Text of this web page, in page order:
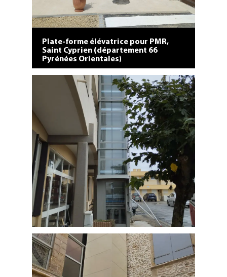
Plate-forme élévatrice pour PMR,
Saint Cyprien (département 66
Pyrénées Orientales)
Ascenseurs privatifs – Élévateur
vertical limoux